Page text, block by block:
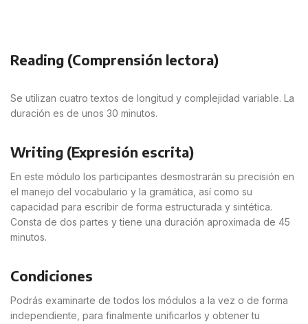
Reading (Comprensión lectora)
Se utilizan cuatro textos de longitud y complejidad variable. La
duración es de unos 30 minutos.
Writing (Expresión escrita)
En este módulo los participantes desmostrarán su precisión en
el manejo del vocabulario y la gramática, así como su
capacidad para escribir de forma estructurada y sintética.
Consta de dos partes y tiene una duración aproximada de 45
minutos.
Condiciones
Podrás examinarte de todos los módulos a la vez o de forma
independiente, para finalmente unificarlos y obtener tu